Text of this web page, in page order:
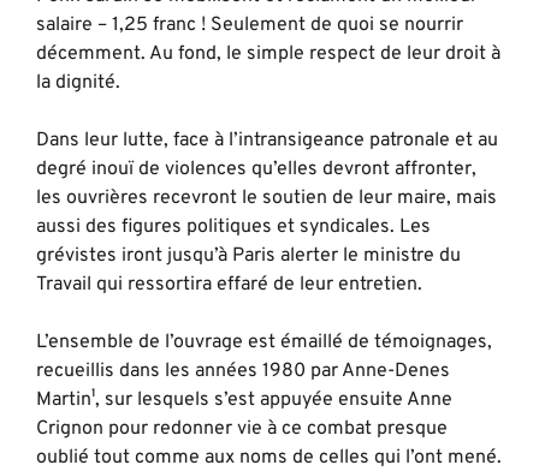
salaire – 1,25 franc ! Seulement de quoi se nourrir
décemment. Au fond, le simple respect de leur droit à
la dignité.
Dans leur lutte, face à l’intransigeance patronale et au
degré inouï de violences qu’elles devront affronter,
les ouvrières recevront le soutien de leur maire, mais
aussi des figures politiques et syndicales. Les
grévistes iront jusqu’à Paris alerter le ministre du
Travail qui ressortira effaré de leur entretien.
L’ensemble de l’ouvrage est émaillé de témoignages,
recueillis dans les années 1980 par Anne-Denes
Martin¹, sur lesquels s’est appuyée ensuite Anne
Crignon pour redonner vie à ce combat presque
oublié tout comme aux noms de celles qui l’ont mené.